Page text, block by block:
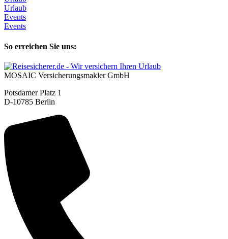
Urlaub
Events
Events
So erreichen Sie uns:
MOSAIC Versicherungsmakler GmbH
Potsdamer Platz 1
D-10785 Berlin